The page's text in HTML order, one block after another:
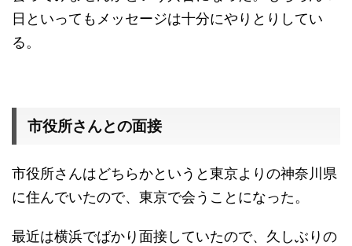
日といってもメッセージは十分にやりとりしてい
る。
市役所さんとの面接
市役所さんはどちらかというと東京よりの神奈川県
に住んでいたので、東京で会うことになった。
最近は横浜でばかり面接していたので、久しぶりの